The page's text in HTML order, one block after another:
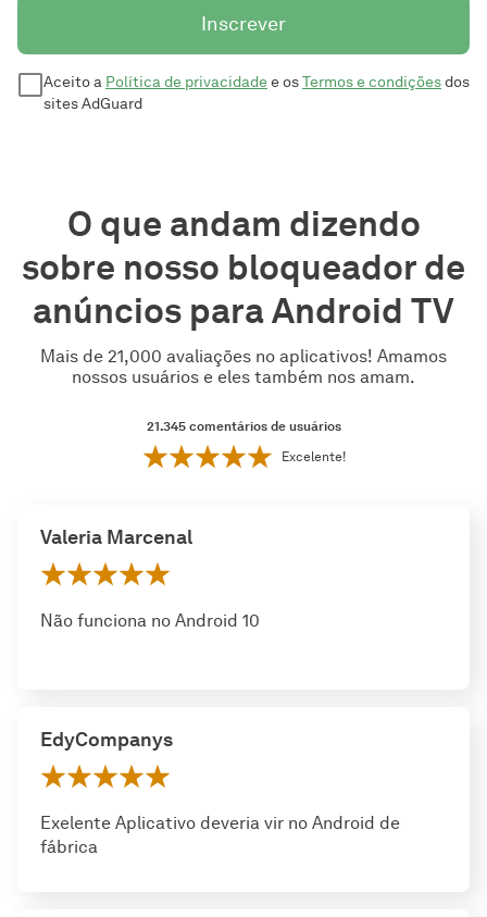
Inscrever
Aceito a Política de privacidadee osTermos e condiçõesdos
sites AdGuard
O que andam dizendo
sobre nosso bloqueador de
anúncios para Android TV
Mais de 21,000 avaliações no aplicativos! Amamos
nossos usuários e eles também nos amam.
21.345 comentários de usuários
Excelente!
Valeria Marcenal
Não funciona no Android 10
EdyCompanys
Exelente Aplicativo deveria vir no Android de
fábrica